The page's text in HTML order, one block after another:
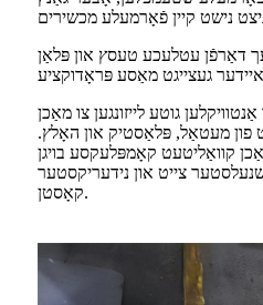
דאַרפֿן עטלעכע טעסץ און פּלאַן
גוטע לייזונגען צו מאַכן
מעטאַל, פּלאַסטיק און האָלץ.
קוואַליטעט קאָמפּלעקסע בויגן
צייט און נידעריקסטער
קאָסטן.